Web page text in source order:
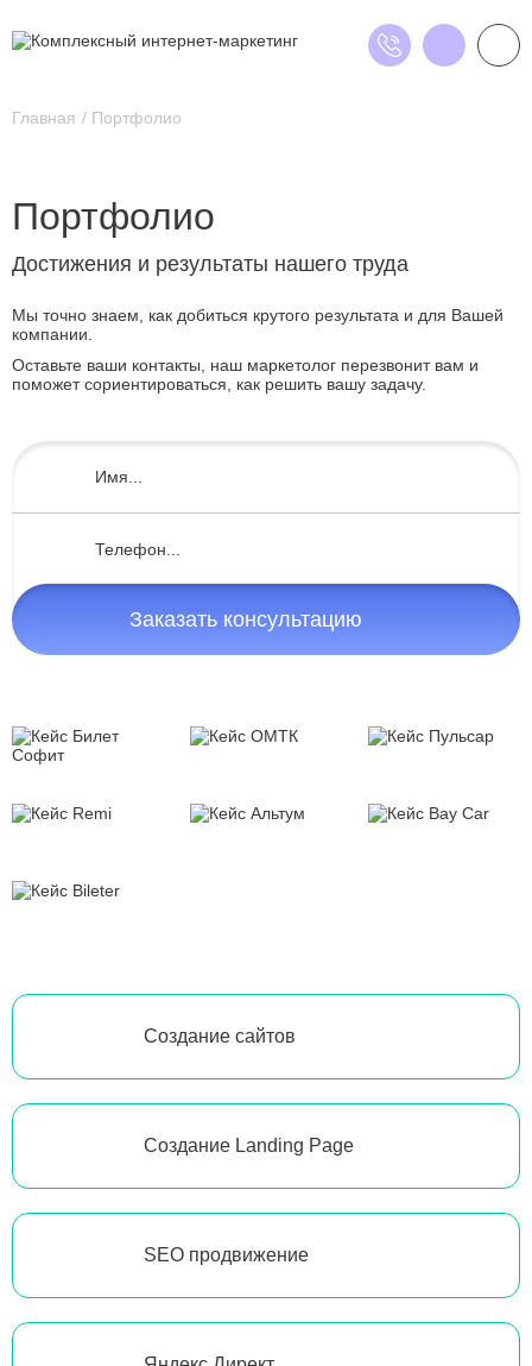
Главная Портфолио
Портфолио
Достижения и результаты нашего труда
Мы точно знаем, как добиться крутого результата и для Вашей
компании.
Оставьте ваши контакты, наш маркетолог перезвонит вам и
поможет сориентироваться, как решить вашу задачу.
Заказать консультацию
Создание сайтов
Создание Landing Page
SEO продвижение